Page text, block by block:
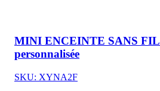
MINI ENCEINTE SANS
personnalisée
SKU: XYNA2F